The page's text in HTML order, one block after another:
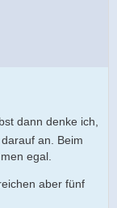
dann denke ich,
an. Beim
egal.
aber fünf